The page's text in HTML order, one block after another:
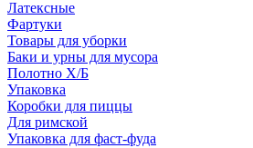
Латексные
Фартуки
Товары для уборки
Баки и урны для мусора
Полотно Х/Б
Упаковка
Коробки для пиццы
Для римской
Упаковка для фаст-фуда